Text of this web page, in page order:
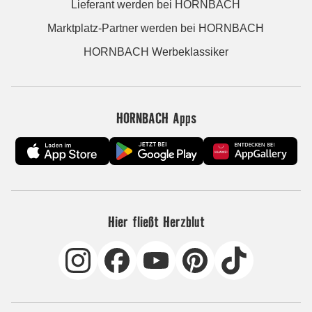
Lieferant werden bei HORNBACH
Marktplatz-Partner werden bei HORNBACH
HORNBACH Werbeklassiker
HORNBACH Apps
Hier fließt Herzblut